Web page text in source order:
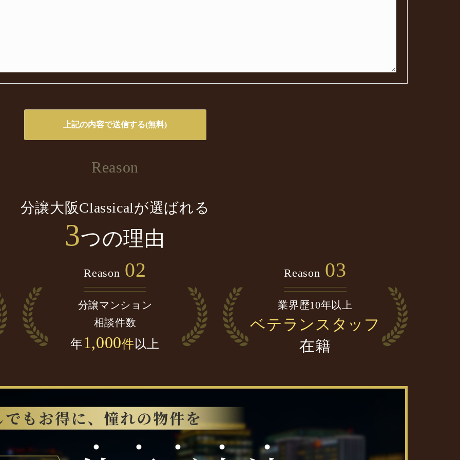
Reason
分譲大阪Classicalが選ばれる
3つの理由
Reason 02
分譲マンション
相談件数
年1,000件以上
Reason 03
業界歴10年以上
ベテランスタッフ
在籍